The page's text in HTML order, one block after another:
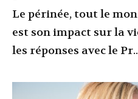
Le périnée, tout le
est son impact sur la
les réponses avec le